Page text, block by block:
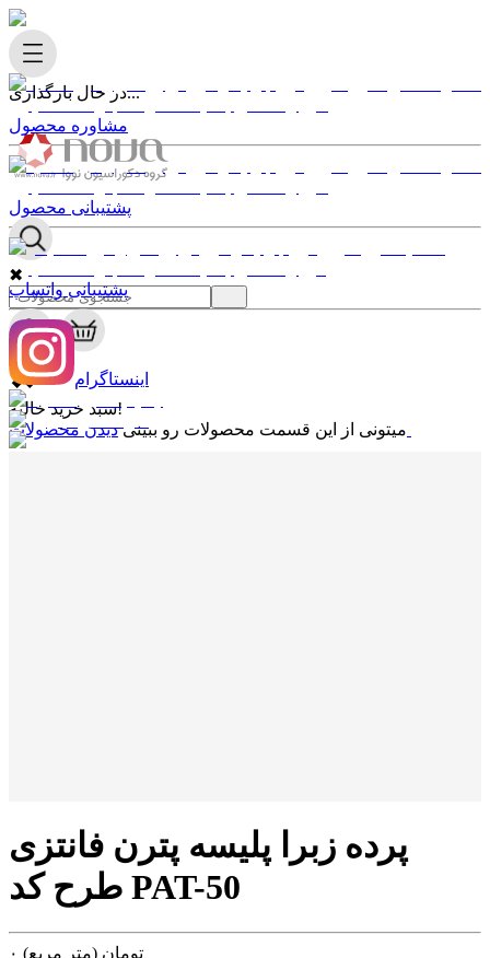
در حال بارگذاری...
✖
0
✖
سبد خرید خالیه!
میتونی از این قسمت محصولات رو ببینی
مشاوره محصول
پشتیبانی محصول
پشتیبانی واتساپ
اینستاگرام
پرده زبرا پلیسه پترن فانتزی
طرح کد PAT-50
۰ تومان (متر مربع)